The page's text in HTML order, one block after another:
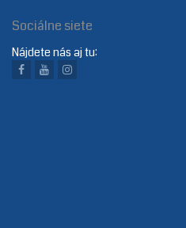
Sociálne siete
Nájdete nás aj tu: